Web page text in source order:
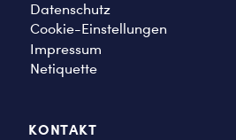
Datenschutz
Cookie-Einstellungen
Impressum
Netiquette
KONTAKT